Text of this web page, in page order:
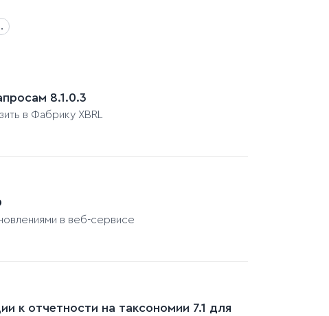
8.1.0.3
в Фабрику XBRL
в веб-сервисе
к отчетности на таксономии 7.1 для